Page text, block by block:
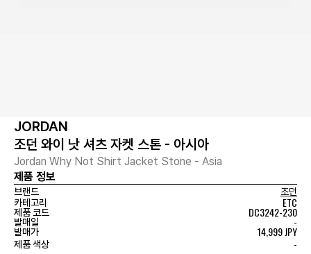
JORDAN
조던 와이 낫 셔츠 자켓 스톤 - 아시아
Jordan Why Not Shirt Jacket Stone - Asia
제품 정보
브랜드
조던
카테고리
ETC
제품 코드 DC3242-230
발매일 -
발매가 14,999 JPY
제품 색상 -